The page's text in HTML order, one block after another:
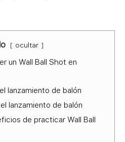
ocultar
un Wall Ball Shot en
lanzamiento de balón
lanzamiento de balón
de practicar Wall Ball